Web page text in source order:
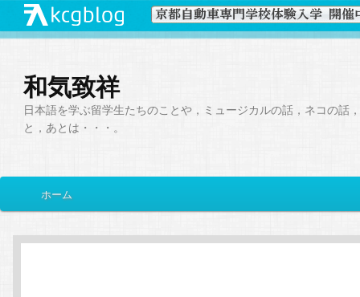
和気致祥
日本語を学ぶ留学生たちのことや，ミュージカルの話，ネコの話
と，あとは・・・。
イ
メ
イ
サ
ブ
ホーム